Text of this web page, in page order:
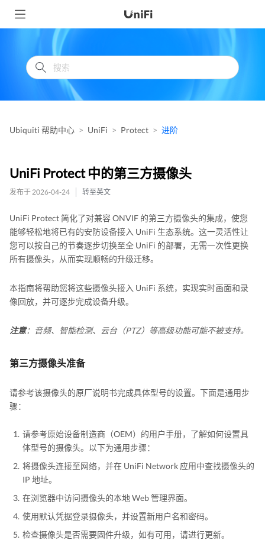
Ubiquiti 帮助中心 UniFi Protect 进阶
UniFi Protect 中的第三方摄像头
发布于 2026-04-24 转至英文
UniFi Protect 简化了对兼容 ONVIF 的第三方摄像头的集成，使您
能够轻松地将已有的安防设备接入 UniFi 生态系统。这一灵活性让
您可以按自己的节奏逐步切换至全 UniFi 的部署，无需一次性更换
所有摄像头，从而实现顺畅的升级迁移。
本指南将帮助您将这些摄像头接入 UniFi 系统，实现实时画面和录
像回放，并可逐步完成设备升级。
注意：音频、智能检测、云台（PTZ）等高级功能可能不被支持。
第三方摄像头准备
请参考该摄像头的原厂说明书完成具体型号的设置。下面是通用步
骤：
请参考原始设备制造商（OEM）的用户手册，了解如何设置具
体型号的摄像头。以下为通用步骤：
将摄像头连接至网络，并在 UniFi Network 应用中查找摄像头的
IP 地址。
在浏览器中访问摄像头的本地 Web 管理界面。
使用默认凭据登录摄像头，并设置新用户名和密码。
检查摄像头是否需要固件升级，如有可用，请进行更新。